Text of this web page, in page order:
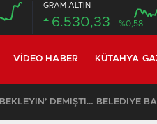
GRAM ALTIN
6.530,33 %0,58
VIDEO HABER KÜTAHYA
SON DAKİKA – AYDEMİR ‘BİRAZ BEKLEYİN’ DEMİŞTİ… BELEDİYE BAŞKANI AK PARTİ’YE GEÇİYOR